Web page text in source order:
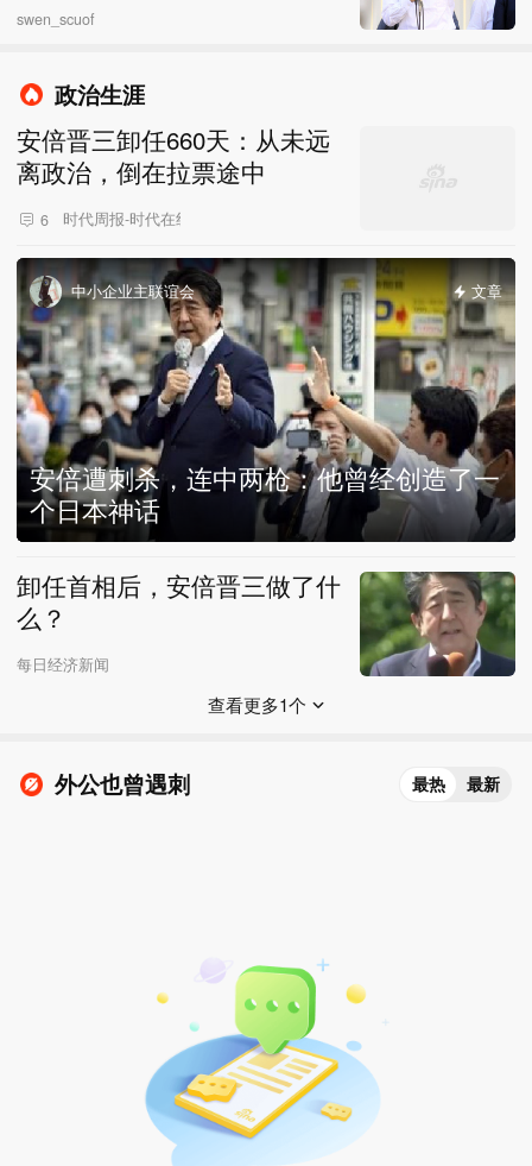
swen_scuof
政治生涯
安倍晋三卸任660天：从未远
离政治，倒在拉票途中
6 时代周报-时代在线
安倍遭刺杀，连中两枪：他曾经创造了一
个日本神话
中小企业主联谊会 文章
卸任首相后，安倍晋三做了什
么？
每日经济新闻
查看更多1个
外公也曾遇刺 最热 最新